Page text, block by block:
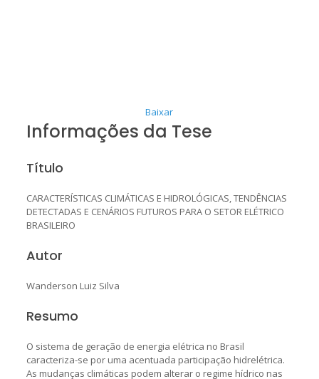
Baixar
Informações da Tese
Título
CARACTERÍSTICAS CLIMÁTICAS E HIDROLÓGICAS, TENDÊNCIAS
DETECTADAS E CENÁRIOS FUTUROS PARA O SETOR ELÉTRICO
BRASILEIRO
Autor
Wanderson Luiz Silva
Resumo
O sistema de geração de energia elétrica no Brasil
caracteriza-se por uma acentuada participação hidrelétrica.
As mudanças climáticas podem alterar o regime hídrico nas